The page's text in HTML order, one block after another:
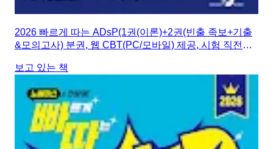
2026 빠르게 따는 ADsP(1권(이론)+2권(빈출 족보+기출
&모의고사) 분권, 웹 CBT(PC/모바일) 제공, 시험 직전
보고 있는 책